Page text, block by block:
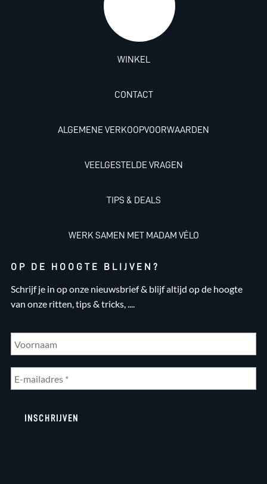
WINKEL
CONTACT
ALGEMENE VERKOOPVOORWAARDEN
VEELGESTELDE VRAGEN
TIPS & DEALS
WERK SAMEN MET MADAM VÉLO
OP DE HOOGTE BLIJVEN?
Schrijf je in op onze nieuwsbrief & blijf altijd op de hoogte
van onze ritten, tips & tricks, ....